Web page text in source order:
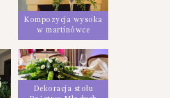
Kompozycja wysoka
w martinówce
Dekoracja stołu